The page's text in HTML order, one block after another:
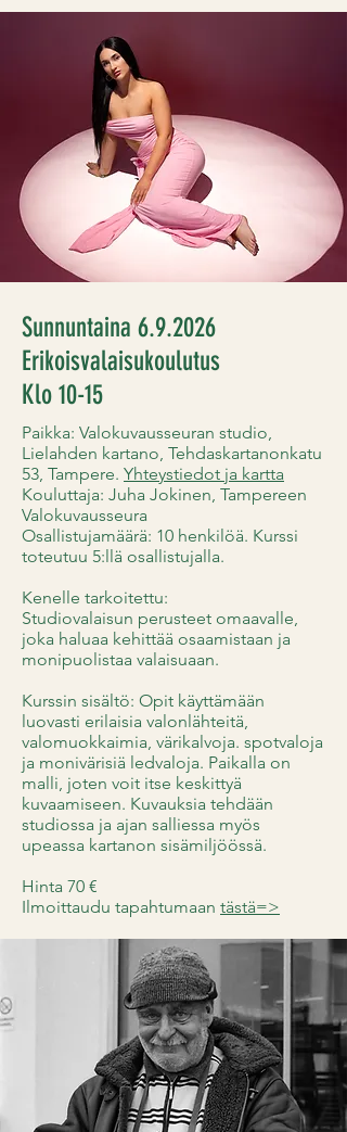
Sunnuntaina 6.9.2026
Erikoisvalaisukoulutus
Klo 10-15
Paikka: Valokuvausseuran studio,
Lielahden kartano, Tehdaskartanonkatu
53, Tampere. Yhteystiedot ja kartta
Kouluttaja: Juha Jokinen, Tampereen
Valokuvausseura
Osallistujamäärä: 10 henkilöä. Kurssi
toteutuu 5:llä osallistujalla.
Kenelle tarkoitettu:
Studiovalaisun perusteet omaavalle,
joka haluaa kehittää osaamistaan ja
monipuolistaa valaisuaan.
Kurssin sisältö: Opit käyttämään
luovasti erilaisia valonlähteitä,
valomuokkaimia, värikalvoja. spotvaloja
ja monivärisiä ledvaloja. Paikalla on
malli, joten voit itse keskittyä
kuvaamiseen. Kuvauksia tehdään
studiossa ja ajan salliessa myös
upeassa kartanon sisämiljöössä.
Hinta 70 €
Ilmoittaudu tapahtumaan tästä=>